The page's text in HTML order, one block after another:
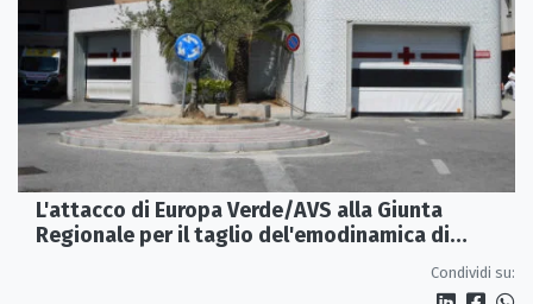
L'attacco di Europa Verde/AVS alla Giunta
Regionale per il taglio del'emodinamica di
Condividi su: